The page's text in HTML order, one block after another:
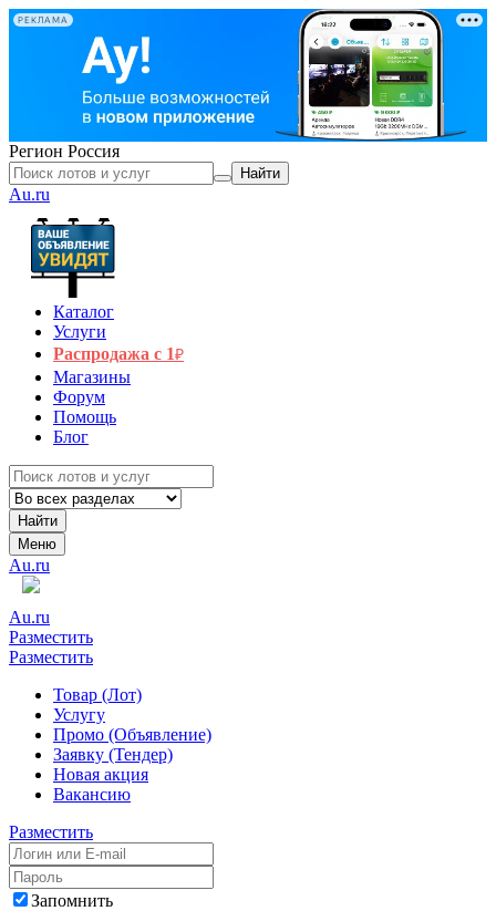
РЕКЛАМА
Регион Россия
Найти
Au.ru
Каталог
Услуги
Распродажа с 1₽
Магазины
Форум
Помощь
Блог
Найти
Меню
Au.ru
Au.ru
Разместить
Разместить
Товар (Лот)
Услугу
Промо (Объявление)
Заявку (Тендер)
Новая акция
Вакансию
Разместить
Запомнить